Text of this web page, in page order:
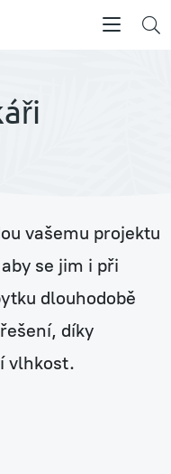
vašemu projektu
se jim i při
dlouhodobě
díky
vlhkost.